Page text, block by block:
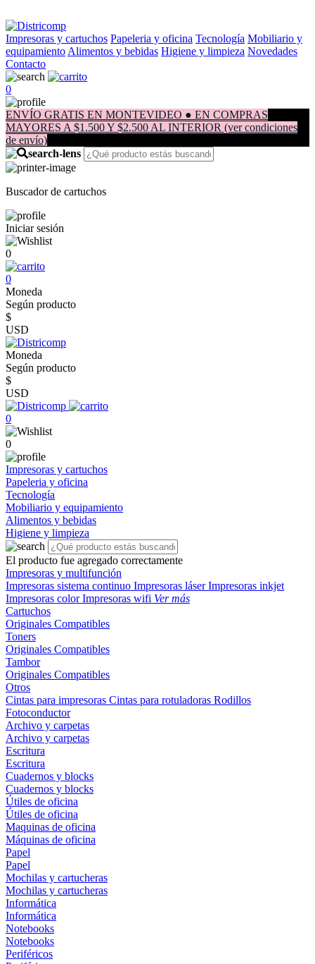
Impresoras y cartuchos Papeleria y oficina Tecnología Mobiliario y
equipamiento Alimentos y bebidas Higiene y limpieza Novedades
Contacto
0
ENVÍO GRATIS EN MONTEVIDEO ● EN COMPRAS
MAYORES A $1.500 Y $2.500 AL INTERIOR (ver condiciones
de envío)
Buscador de cartuchos
Iniciar sesión
0
0
Moneda
Según producto
$
USD
Moneda
Según producto
$
USD
0
0
Impresoras y cartuchos
Papeleria y oficina
Tecnología
Mobiliario y equipamiento
Alimentos y bebidas
Higiene y limpieza
El producto fue agregado correctamente
Impresoras y multifunción
Impresoras sistema continuo Impresoras láserImpresoras inkjet
Impresoras colorImpresoras wifi Ver más
Cartuchos
Originales Compatibles
Toners
Originales Compatibles
Tambor
Originales Compatibles
Otros
Cintas para impresoras Cintas para rotuladoras Rodillos
Fotoconductor
Archivo y carpetas
Archivo y carpetas
Escritura
Escritura
Cuadernos y blocks
Cuadernos y blocks
Útiles de oficina
Útiles de oficina
Maquinas de oficina
Máquinas de oficina
Papel
Papel
Mochilas y cartucheras
Mochilas y cartucheras
Informática
Informática
Notebooks
Notebooks
Periféricos